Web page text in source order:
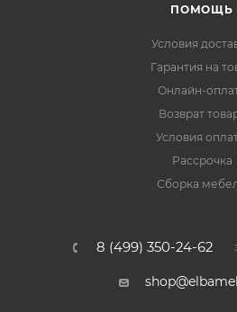
ПОМОЩЬ
Условия
Гарантия на
Онлайн-
Возврат
Условия
Рассрочка
Сборка
8 (499) 350-24-62